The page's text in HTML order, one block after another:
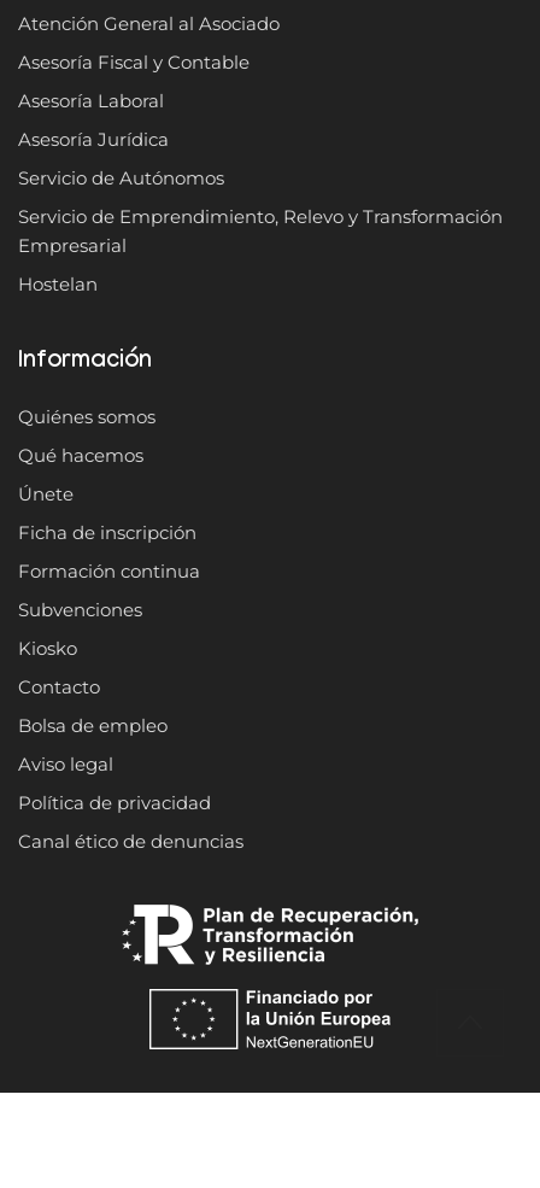
Atención General al Asociado
Asesoría Fiscal y Contable
Asesoría Laboral
Asesoría Jurídica
Servicio de Autónomos
Servicio de Emprendimiento, Relevo y Transformación
Empresarial
Hostelan
Información
Quiénes somos
Qué hacemos
Únete
Ficha de inscripción
Formación continua
Subvenciones
Kiosko
Contacto
Bolsa de empleo
Aviso legal
Política de privacidad
Canal ético de denuncias